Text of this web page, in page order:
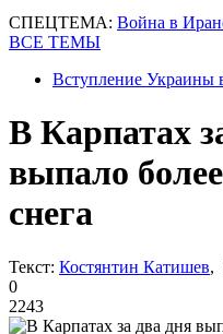
СПЕЦТЕМА: Война в
ВСЕ ТЕМЫ
Вступление Украины
В Карпатах
выпало
снега
Текст: Костянтин Катишев,
0
2243